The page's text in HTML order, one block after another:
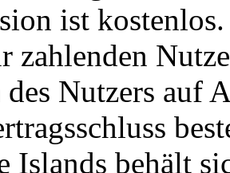
ist
zahlenden
Nutzers auf
Islands behält